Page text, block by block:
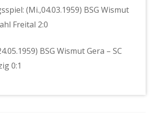
(Mi.,04.03.1959) BSG Wismut
Freital 2:0
BSG Wismut Gera – SC
0:1